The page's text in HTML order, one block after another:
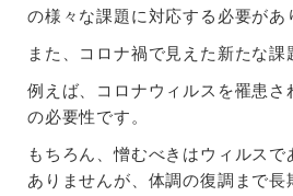
の様々な課題に対応する必要があ
また、コロナ禍で見えた新たな課
例えば、コロナウィルスを罹患さ
の必要性です。
もちろん、憎むべきはウィルス
ありませんが、体調の復調まで長